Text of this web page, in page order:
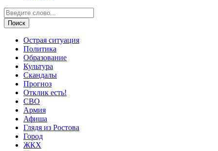
Острая ситуация
Политика
Образование
Культура
Скандалы
Прогноз
Отклик есть!
СВО
Армия
Афиша
Глядя из Ростова
Город
ЖКХ